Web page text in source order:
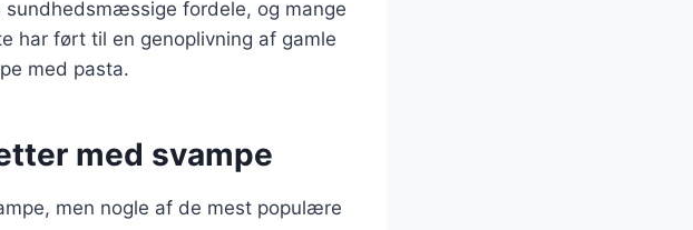
fordele, og mange
har ført til en genoplivning af gamle
med pasta.
med svampe
men nogle af de mest populære